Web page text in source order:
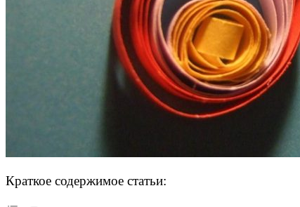
Краткое содержимое статьи: